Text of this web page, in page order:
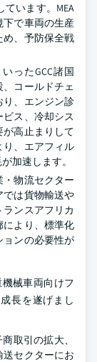
います。MEA
下で車両の生産
め、予防保全戦
ったGCC諸国
コールドチェ
り、エンジン診
ス、冷却シス
高止まりして
り、エアフィル
加速します。
物流セクター
では貨物輸送や
ンスアフリカ
により、標準化
ョンの必要性が
械車両向けフ
長を遂げまし
取引の拡大、
セクターにお